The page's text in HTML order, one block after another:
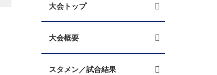
大会トップ
大会概要
スタメン／試合結果